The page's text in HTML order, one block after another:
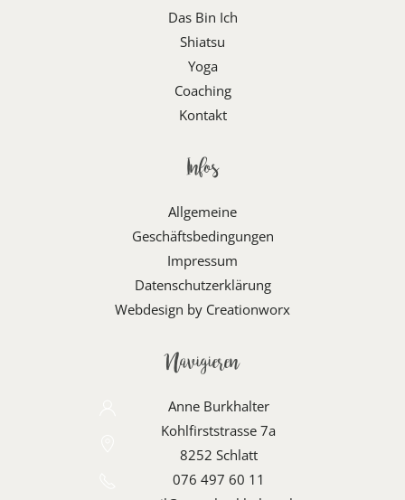
Das Bin Ich
Shiatsu
Yoga
Coaching
Kontakt
Infos
Allgemeine
Geschäftsbedingungen
Impressum
Datenschutzerklärung
Webdesign by Creationworx
Navigieren
Anne Burkhalter
Kohlfirststrasse 7a
8252 Schlatt
076 497 60 11